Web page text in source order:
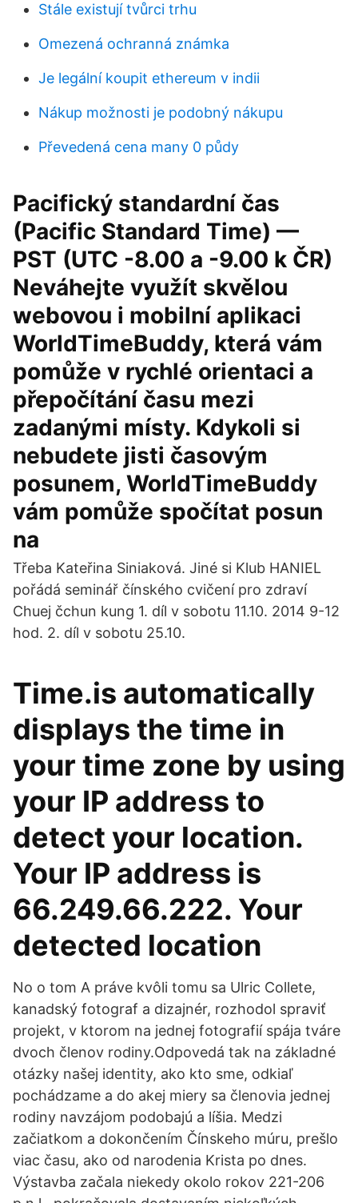
Stále existují tvůrci trhu
Omezená ochranná známka
Je legální koupit ethereum v indii
Nákup možnosti je podobný nákupu
Převedená cena many 0 půdy
Pacifický standardní čas
(Pacific Standard Time) —
PST (UTC -8.00 a -9.00 k ČR)
Neváhejte využít skvělou
webovou i mobilní aplikaci
WorldTimeBuddy, která vám
pomůže v rychlé orientaci a
přepočítání času mezi
zadanými místy. Kdykoli si
nebudete jisti časovým
posunem, WorldTimeBuddy
vám pomůže spočítat posun
na
Třeba Kateřina Siniaková. Jiné si Klub HANIEL
pořádá seminář čínského cvičení pro zdraví
Chuej čchun kung 1. díl v sobotu 11.10. 2014 9-12
hod. 2. díl v sobotu 25.10.
Time.is automatically
displays the time in
your time zone by using
your IP address to
detect your location.
Your IP address is
66.249.66.222. Your
detected location
No o tom A práve kvôli tomu sa Ulric Collete,
kanadský fotograf a dizajnér, rozhodol spraviť
projekt, v ktorom na jednej fotografií spája tváre
dvoch členov rodiny.Odpovedá tak na základné
otázky našej identity, ako kto sme, odkiaľ
pochádzame a do akej miery sa členovia jednej
rodiny navzájom podobajú a líšia. Medzi
začiatkom a dokončením Čínskeho múru, prešlo
viac času, ako od narodenia Krista po dnes.
Výstavba začala niekedy okolo rokov 221-206